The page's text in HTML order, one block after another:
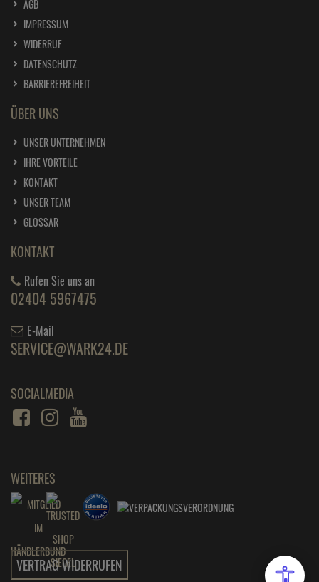
AGB
IMPRESSUM
WIDERRUF
DATENSCHUTZ
BARRIEREFREIHEIT
ÜBER UNS
UNSER UNTERNEHMEN
IHRE VORTEILE
KONTAKT
UNSER TEAM
GLOSSAR
KONTAKT
Rufen Sie uns an
02404 5967475
E-Mail
SERVICE@WARK24.DE
SOCIALMEDIA
WEITERES
VERTRAG WIDERRUFEN